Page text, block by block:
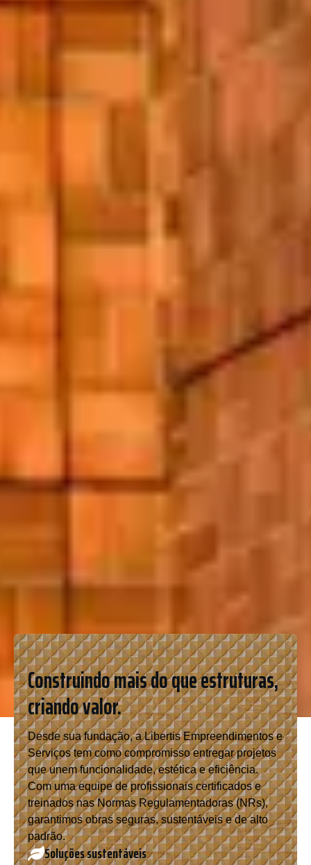
Construindo mais do que estruturas,
criando valor.
Desde sua fundação, a Libertis Empreendimentos e
Serviços tem como compromisso entregar projetos
que unem funcionalidade, estética e eficiência.
Com uma equipe de profissionais certificados e
treinados nas Normas Regulamentadoras (NRs),
garantimos obras seguras, sustentáveis e de alto
padrão.
Soluções sustentáveis